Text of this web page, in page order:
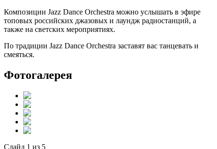
Композиции Jazz Dance Orchestra можно услышать в эфире
топовых российских джазовых и лаундж радиостанций, а
также на светских мероприятиях.
По традиции Jazz Dance Orchestra заставят вас танцевать и
смеяться.
Фотогалерея
Слайд 1 из 5